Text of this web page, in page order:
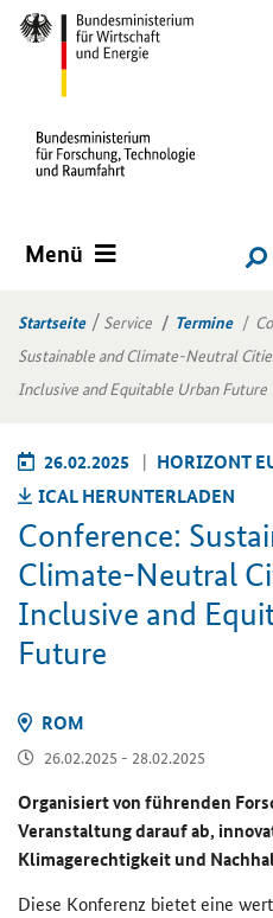
Menü
Startseite Service Termine
Sustainable and Climate-Neutral
Inclusive and Equitable Urban Future
26.02.2025
HO­RI­ZONT
ICAL HER­UN­TER­LA­DEN
Conference:
Climate-Neutral
Inclusive and
Future
ROM
26.02.2025 - 28.02.2025
Or­ga­ni­siert von füh­ren­den
Ver­an­stal­tung dar­auf ab,
Kli­ma­ge­rech­tig­keit und
Diese Kon­fe­renz bie­tet eine